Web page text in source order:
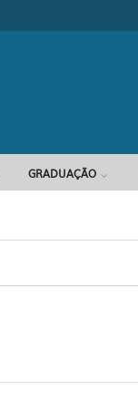
GRADUAÇÃO